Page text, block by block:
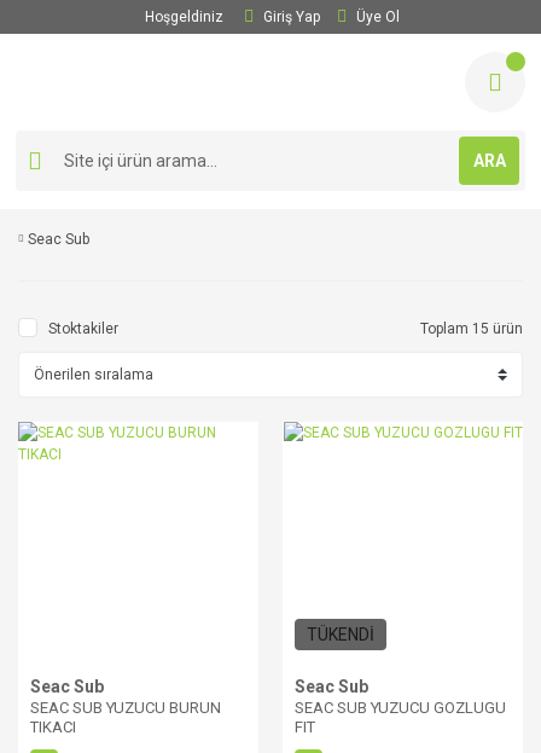
Hoşgeldiniz Giriş Yap Üye Ol
ARA
Seac Sub
Stoktakiler Toplam 15 ürün
Seac Sub
SEAC SUB YUZUCU BURUN
TIKACI
TÜKENDİ
Seac Sub
SEAC SUB YUZUCU GOZLUGU
FIT